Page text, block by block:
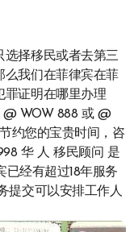
么我们在菲律宾在菲
罪证明在哪里办理
@ WOW 888 或 @
约您的宝贵时间，咨
华 人 移民顾问 是
经有超过18年服务
提交可以安排工作人